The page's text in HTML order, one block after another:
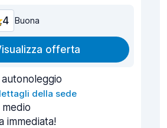
Buona
offerta
della sede
immediata!